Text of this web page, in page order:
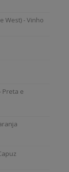
West) - Vinho
Preta e